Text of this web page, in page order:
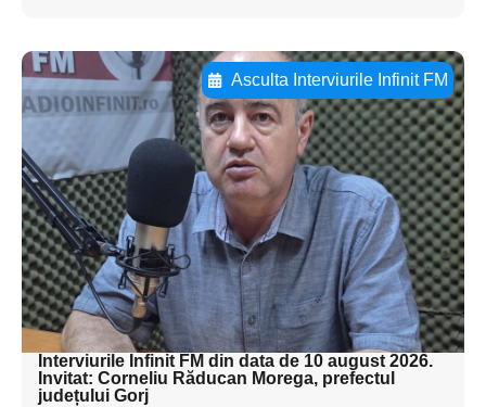
Asculta Interviurile Infinit FM
Adaugă aici textul pentru
subtitluAdaugă aici
textul pentru
subtitluAdaugă aici
textul pentru
subtitluAdaugă aici
textul pentru subti
Interviurile Infinit FM din data de 10 august 2026.
Invitat: Corneliu Răducan Morega, prefectul
județului Gorj